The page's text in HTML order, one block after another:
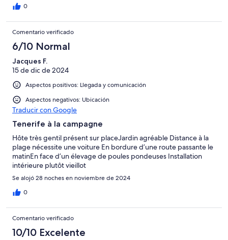
0
Comentario verificado
6/10 Normal
Jacques F.
15 de dic de 2024
Aspectos positivos: Llegada y comunicación
Aspectos negativos: Ubicación
Traducir con Google
Tenerife à la campagne
Hôte très gentil présent sur placeJardin agréable Distance à la
plage nécessite une voiture En bordure d’une route passante le
matinEn face d’un élevage de poules pondeuses Installation
intérieure plutôt vieillot
Se alojó 28 noches en noviembre de 2024
0
Comentario verificado
10/10 Excelente